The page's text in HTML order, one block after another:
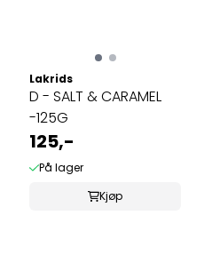
Lakrids
D - SALT & CARAMEL
-125G
125,-
På lager
Kjøp